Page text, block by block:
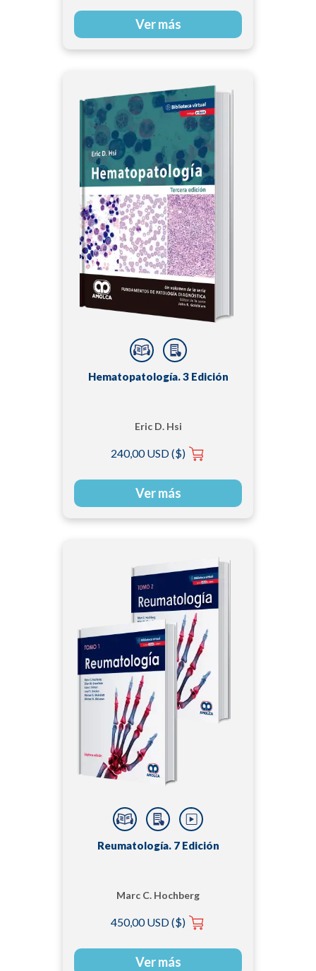
Ver más
Hematopatología. 3 Edición
Eric D. Hsi
240,00 USD ($)
Ver más
Reumatología. 7 Edición
Marc C. Hochberg
450,00 USD ($)
Ver más